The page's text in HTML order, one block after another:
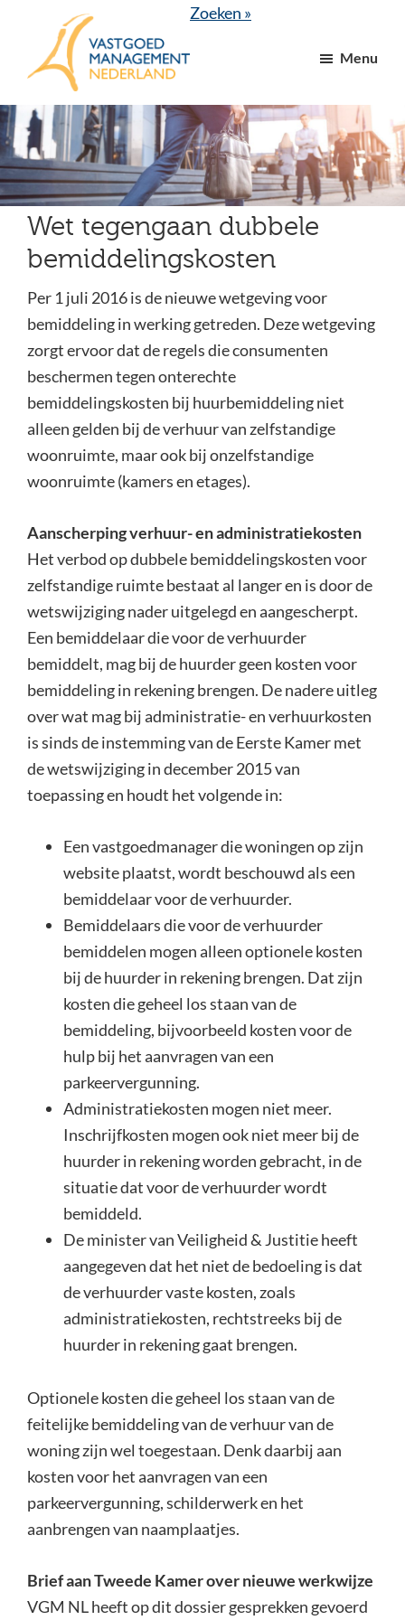
inhoud
VGM
NL
dé
branchevereniging
voor
vastgoed-
en
VvE
managers
Zoeken »
Menu
Wet tegengaan dubbele
bemiddelingskosten
Per 1 juli 2016 is de nieuwe wetgeving voor
bemiddeling in werking getreden. Deze wetgeving
zorgt ervoor dat de regels die consumenten
beschermen tegen onterechte
bemiddelingskosten bij huurbemiddeling niet
alleen gelden bij de verhuur van zelfstandige
woonruimte, maar ook bij onzelfstandige
woonruimte (kamers en etages).
Aanscherping verhuur- en administratiekosten
Het verbod op dubbele bemiddelingskosten voor
zelfstandige ruimte bestaat al langer en is door de
wetswijziging nader uitgelegd en aangescherpt.
Een bemiddelaar die voor de verhuurder
bemiddelt, mag bij de huurder geen kosten voor
bemiddeling in rekening brengen. De nadere uitleg
over wat mag bij administratie- en verhuurkosten
is sinds de instemming van de Eerste Kamer met
de wetswijziging in december 2015 van
toepassing en houdt het volgende in:
Een vastgoedmanager die woningen op zijn
website plaatst, wordt beschouwd als een
bemiddelaar voor de verhuurder.
Bemiddelaars die voor de verhuurder
bemiddelen mogen alleen optionele kosten
bij de huurder in rekening brengen. Dat zijn
kosten die geheel los staan van de
bemiddeling, bijvoorbeeld kosten voor de
hulp bij het aanvragen van een
parkeervergunning.
Administratiekosten mogen niet meer.
Inschrijfkosten mogen ook niet meer bij de
huurder in rekening worden gebracht, in de
situatie dat voor de verhuurder wordt
bemiddeld.
De minister van Veiligheid & Justitie heeft
aangegeven dat het niet de bedoeling is dat
de verhuurder vaste kosten, zoals
administratiekosten, rechtstreeks bij de
huurder in rekening gaat brengen.
Optionele kosten die geheel los staan van de
feitelijke bemiddeling van de verhuur van de
woning zijn wel toegestaan. Denk daarbij aan
kosten voor het aanvragen van een
parkeervergunning, schilderwerk en het
aanbrengen van naamplaatjes.
Brief aan Tweede Kamer over nieuwe werkwijze
VGM NL heeft op dit dossier gesprekken gevoerd